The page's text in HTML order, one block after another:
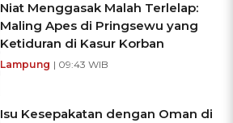
Niat Menggasak Malah Terlelap:
Maling Apes di Pringsewu yang
Ketiduran di Kasur Korban
Lampung | 09:43 WIB
Isu Kesepakatan dengan Oman di